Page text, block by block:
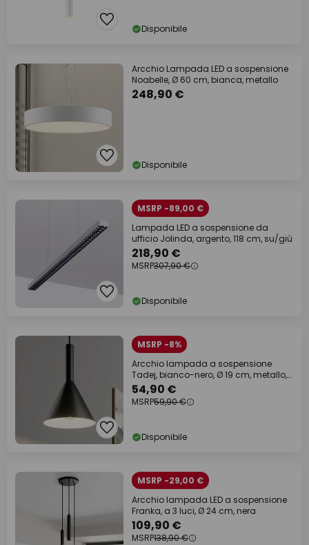
Disponibile
Arcchio Lampada LED a sospensione
Noabelle, Ø 60 cm, bianca, metallo
248,90 €
Disponibile
MSRP -89,00 €
Lampada LED a sospensione da
ufficio Jolinda, argento, 118 cm, su/giù
218,90 €
MSRP307,90 €
Disponibile
MSRP -8%
Arcchio lampada a sospensione
Tadej, bianco-nero, Ø 19 cm, metallo,
E27
54,90 €
MSRP59,90 €
Disponibile
MSRP -29,00 €
Arcchio lampada LED a sospensione
Franka, a 3 luci, Ø 24 cm, nera
109,90 €
MSRP138,90 €